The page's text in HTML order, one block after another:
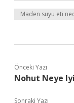
Maden suyu eti
Önceki Yazı
Nohut Neye
Sonraki Yazı